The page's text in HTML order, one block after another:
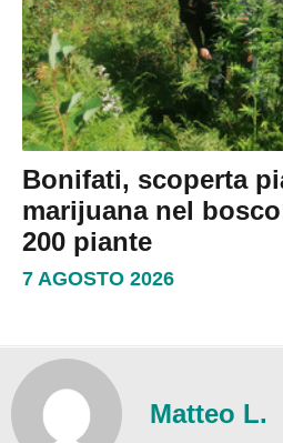
Bonifati, scoperta
marijuana nel
200 piante
7 AGOSTO 2026
Matteo L.